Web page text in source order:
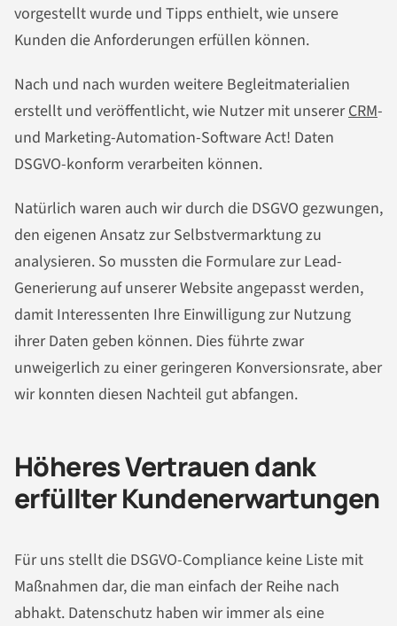
vorgestellt wurde und Tipps enthielt, wie unsere
Kunden die Anforderungen erfüllen können.
Nach und nach wurden weitere Begleitmaterialien
erstellt und veröffentlicht, wie Nutzer mit unsererCRM-
und Marketing-Automation-Software Act! Daten
DSGVO-konform verarbeiten können.
Natürlich waren auch wir durch die DSGVO gezwungen,
den eigenen Ansatz zur Selbstvermarktung zu
analysieren. So mussten die Formulare zur Lead-
Generierung auf unserer Website angepasst werden,
damit Interessenten Ihre Einwilligung zur Nutzung
ihrer Daten geben können. Dies führte zwar
unweigerlich zu einer geringeren Konversionsrate, aber
wir konnten diesen Nachteil gut abfangen.
Höheres Vertrauen dank
erfüllter Kundenerwartungen
Für uns stellt die DSGVO-Compliance keine Liste mit
Maßnahmen dar, die man einfach der Reihe nach
abhakt. Datenschutz haben wir immer als eine